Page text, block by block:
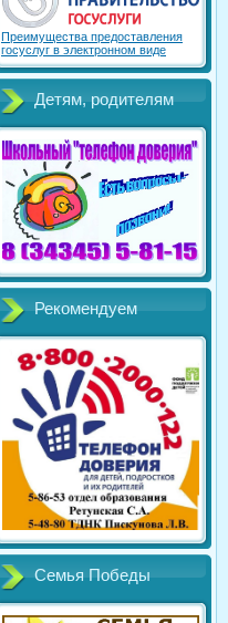
Преимущества предоставления
госуслуг в электронном виде
Детям, родителям
Рекомендуем
Семья Победы